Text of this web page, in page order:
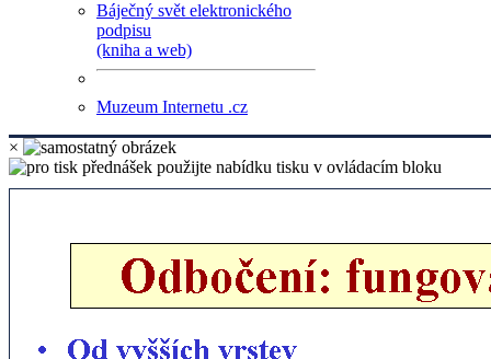
Báječný svět elektronického
podpisu
(kniha a web)
Muzeum Internetu .cz
×